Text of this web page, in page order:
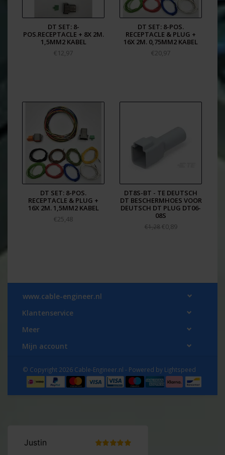
DT SET: 8-
POS.RECEPTACLE + 8X 2M.
1,5MM2 KABEL
€12,97
DT SET: 8-POS.
RECEPTACLE & PLUG +
16X 2M. 0,75MM2 KABEL
€20,97
DT SET: 8-POS.
RECEPTACLE & PLUG +
16X 2M. 1,5MM2 KABEL
€25,48
DT8S-BT - TE DEUTSCH
DT BESCHERMHOES VOOR
DEUTSCH DT PLUG DT06-
08S
€1,28€0,89
www.cable-engineer.nl
Klantenservice
Meer
Mijn account
© Copyright 2026 Cable-Engineer.nl - Powered by Lightspeed